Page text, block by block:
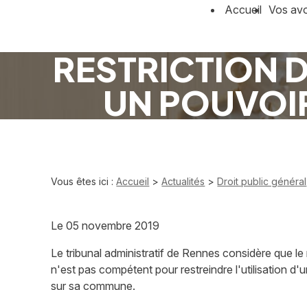
Accueil Vos
RESTRICTION
UN
Vous êtes ici : Accueil >Actualités >Droit public général
Le05 novembre 2019
Le tribunal administratif de Rennes considère que le
n'est pas compétent pour restreindre l'utilisation
sur sa commune.